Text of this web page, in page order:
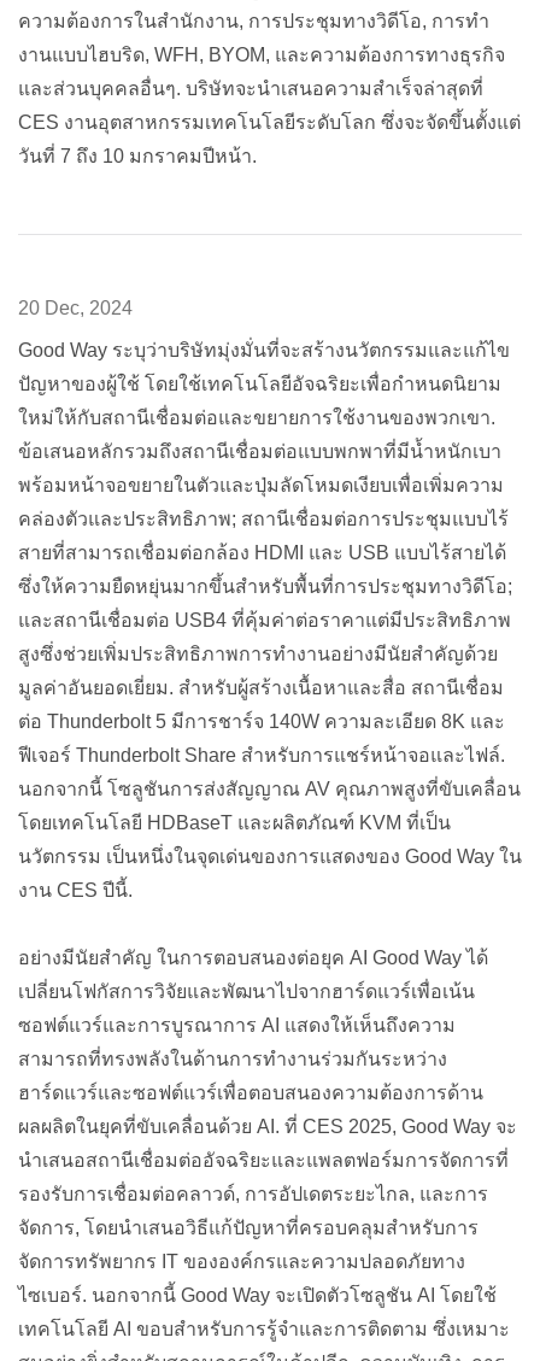
ความต้องการในสำนักงาน, การประชุมทางวิดีโอ, การทำ
งานแบบไฮบริด, WFH, BYOM, และความต้องการทางธุรกิจ
และส่วนบุคคลอื่นๆ. บริษัทจะนำเสนอความสำเร็จล่าสุดที่
CES งานอุตสาหกรรมเทคโนโลยีระดับโลก ซึ่งจะจัดขึ้นตั้งแต่
วันที่ 7 ถึง 10 มกราคมปีหน้า.
20 Dec, 2024
Good Way ระบุว่าบริษัทมุ่งมั่นที่จะสร้างนวัตกรรมและแก้ไข
ปัญหาของผู้ใช้ โดยใช้เทคโนโลยีอัจฉริยะเพื่อกำหนดนิยาม
ใหม่ให้กับสถานีเชื่อมต่อและขยายการใช้งานของพวกเขา.
ข้อเสนอหลักรวมถึงสถานีเชื่อมต่อแบบพกพาที่มีน้ำหนักเบา
พร้อมหน้าจอขยายในตัวและปุ่มลัดโหมดเงียบเพื่อเพิ่มความ
คล่องตัวและประสิทธิภาพ; สถานีเชื่อมต่อการประชุมแบบไร้
สายที่สามารถเชื่อมต่อกล้อง HDMI และ USB แบบไร้สายได้
ซึ่งให้ความยืดหยุ่นมากขึ้นสำหรับพื้นที่การประชุมทางวิดีโอ;
และสถานีเชื่อมต่อ USB4 ที่คุ้มค่าต่อราคาแต่มีประสิทธิภาพ
สูงซึ่งช่วยเพิ่มประสิทธิภาพการทำงานอย่างมีนัยสำคัญด้วย
มูลค่าอันยอดเยี่ยม. สำหรับผู้สร้างเนื้อหาและสื่อ สถานีเชื่อม
ต่อ Thunderbolt 5 มีการชาร์จ 140W ความละเอียด 8K และ
ฟีเจอร์ Thunderbolt Share สำหรับการแชร์หน้าจอและไฟล์.
นอกจากนี้ โซลูชันการส่งสัญญาณ AV คุณภาพสูงที่ขับเคลื่อน
โดยเทคโนโลยี HDBaseT และผลิตภัณฑ์ KVM ที่เป็น
นวัตกรรม เป็นหนึ่งในจุดเด่นของการแสดงของ Good Way ใน
งาน CES ปีนี้.
อย่างมีนัยสำคัญ ในการตอบสนองต่อยุค AI Good Way ได้
เปลี่ยนโฟกัสการวิจัยและพัฒนาไปจากฮาร์ดแวร์เพื่อเน้น
ซอฟต์แวร์และการบูรณาการ AI แสดงให้เห็นถึงความ
สามารถที่ทรงพลังในด้านการทำงานร่วมกันระหว่าง
ฮาร์ดแวร์และซอฟต์แวร์เพื่อตอบสนองความต้องการด้าน
ผลผลิตในยุคที่ขับเคลื่อนด้วย AI. ที่ CES 2025, Good Way จะ
นำเสนอสถานีเชื่อมต่ออัจฉริยะและแพลตฟอร์มการจัดการที่
รองรับการเชื่อมต่อคลาวด์, การอัปเดตระยะไกล, และการ
จัดการ, โดยนำเสนอวิธีแก้ปัญหาที่ครอบคลุมสำหรับการ
จัดการทรัพยากร IT ขององค์กรและความปลอดภัยทาง
ไซเบอร์. นอกจากนี้ Good Way จะเปิดตัวโซลูชัน AI โดยใช้
เทคโนโลยี AI ขอบสำหรับการรู้จำและการติดตาม ซึ่งเหมาะ